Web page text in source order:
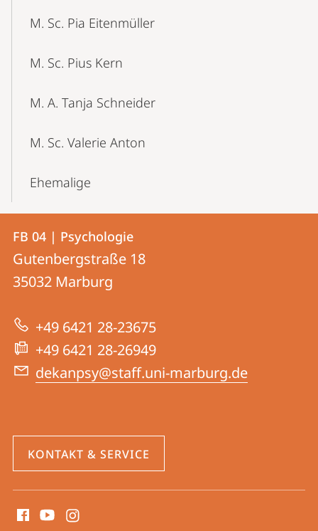
M. Sc. Pia Eitenmüller
M. Sc. Pius Kern
M. A. Tanja Schneider
M. Sc. Valerie Anton
Ehemalige
Kontakt
und
Informationen
zur
Website
Kontaktinformationen
FB
04
Psychologie
FB 04 | Psychologie
Gutenbergstraße 18
35032 Marburg
+49 6421 28-23675
+49 6421 28-26949
dekanpsy@staff.uni-marburg.de
KONTAKT & SERVICE
Media